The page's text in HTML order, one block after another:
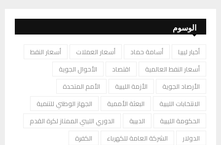
الوسوم
أخبار ليبيا أسامة حماد أسعار العملات
أسعار النفط
أسعار النفط العالمية
اقتصاد
الأحوال الجوية
الأرصاد الجوية
الأزمة الليبية
الأمم المتحدة
الانتخابات الليبية
البعثة الأممية
الجهاز الوطني للتنمية
الحكومة الليبية
الدبيبة
الدوري الليبي الممتاز لكرة القدم
الدولار
الشركة العامة للكهرباء
الكفرة